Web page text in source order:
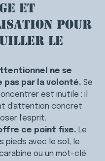
et
pour
le
ne se
pas par la volonté. Se
est inutile : il
d'attention concret
l'esprit.
ce point fixe. Le
pieds avec le sol, le
ou un mot-clé